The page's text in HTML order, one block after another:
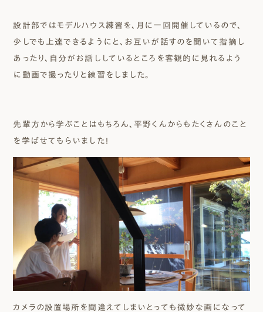
設計部ではモデルハウス練習を、月に一回開催しているので、
少しでも上達できるようにと、お互いが話すのを聞いて指摘し
あったり、自分がお話ししているところを客観的に見れるよう
に動画で撮ったりと練習をしました。
先輩方から学ぶことはもちろん、平野くんからもたくさんのこと
を学ばせてもらいました！
カメラの設置場所を間違えてしまいとっても微妙な画になって